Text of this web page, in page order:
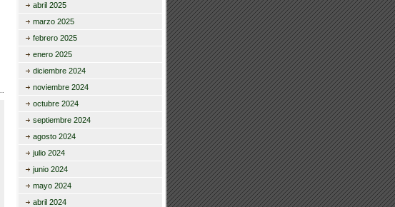
abril 2025
marzo 2025
febrero 2025
enero 2025
diciembre 2024
noviembre 2024
octubre 2024
septiembre 2024
agosto 2024
julio 2024
junio 2024
mayo 2024
abril 2024